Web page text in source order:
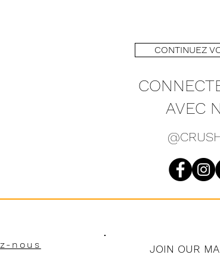
CONTINUEZ
AVEC
nous
JOIN OUR